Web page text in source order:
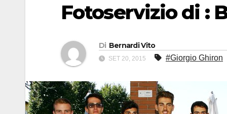
Fotoservizio di :
Di Bernardi Vito
SET 20, 2015 #Giorgio Ghiron